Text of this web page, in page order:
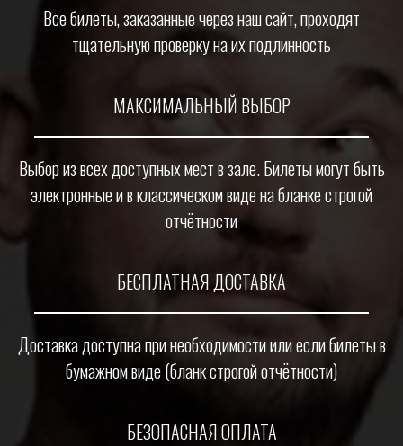
Все билеты, заказанные через наш сайт, проходят
тщательную проверку на их подлинность
МАКСИМАЛЬНЫЙ ВЫБОР
Выбор из всех доступных мест в зале. Билеты могут быть
электронные и в классическом виде на бланке строгой
отчётности
БЕСПЛАТНАЯ ДОСТАВКА
Доставка доступна при необходимости или если билеты в
бумажном виде (бланк строгой отчётности)
БЕЗОПАСНАЯ ОПЛАТА